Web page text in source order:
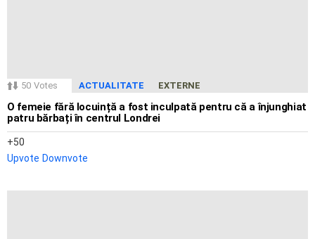
50 Votes ACTUALITATE EXTERNE
O femeie fără locuință a fost inculpată pentru că a înjunghiat
patru bărbați în centrul Londrei
50
Upvote Downvote